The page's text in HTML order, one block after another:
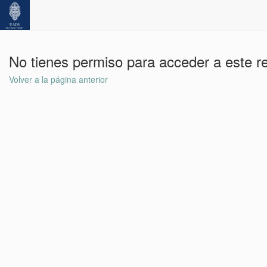
No tienes permiso para acceder a este
Volver a la página anterior